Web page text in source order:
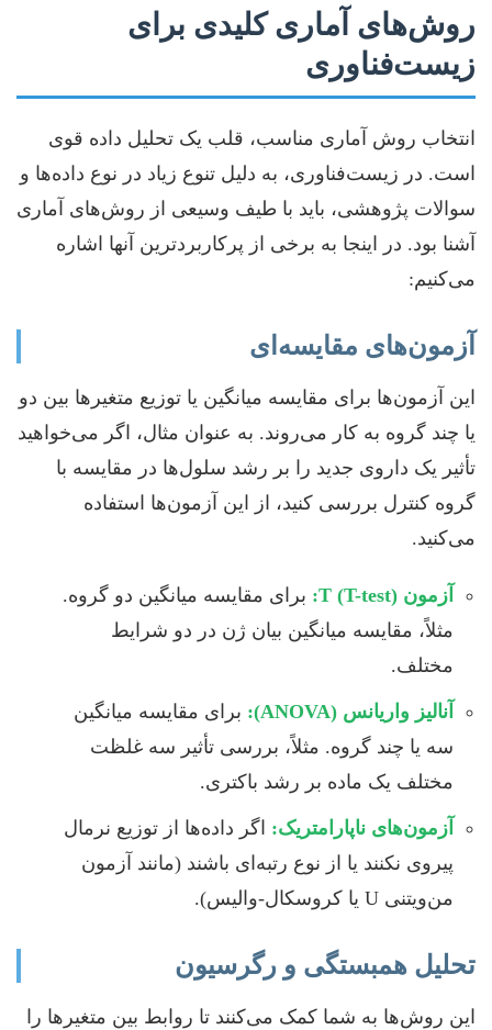
روش‌های آماری کلیدی برای
زیست‌فناوری
انتخاب روش آماری مناسب، قلب یک تحلیل داده قوی
است. در زیست‌فناوری، به دلیل تنوع زیاد در نوع داده‌ها و
سوالات پژوهشی، باید با طیف وسیعی از روش‌های آماری
آشنا بود. در اینجا به برخی از پرکاربردترین آنها اشاره
می‌کنیم:
آزمون‌های مقایسه‌ای
این آزمون‌ها برای مقایسه میانگین یا توزیع متغیرها بین دو
یا چند گروه به کار می‌روند. به عنوان مثال، اگر می‌خواهید
تأثیر یک داروی جدید را بر رشد سلول‌ها در مقایسه با
گروه کنترل بررسی کنید، از این آزمون‌ها استفاده
می‌کنید.
آزمون T (T-test):
برای مقایسه میانگین دو گروه.
مثلاً، مقایسه میانگین بیان ژن در دو شرایط
مختلف.
آنالیز واریانس (ANOVA):
برای مقایسه میانگین
سه یا چند گروه. مثلاً، بررسی تأثیر سه غلظت
مختلف یک ماده بر رشد باکتری.
آزمون‌های ناپارامتریک: اگر داده‌ها از توزیع نرمال
پیروی نکنند یا از نوع رتبه‌ای باشند (مانند آزمون
من‌ویتنی U یا کروسکال-والیس).
تحلیل همبستگی و رگرسیون
این روش‌ها به شما کمک می‌کنند تا روابط بین متغیرها را